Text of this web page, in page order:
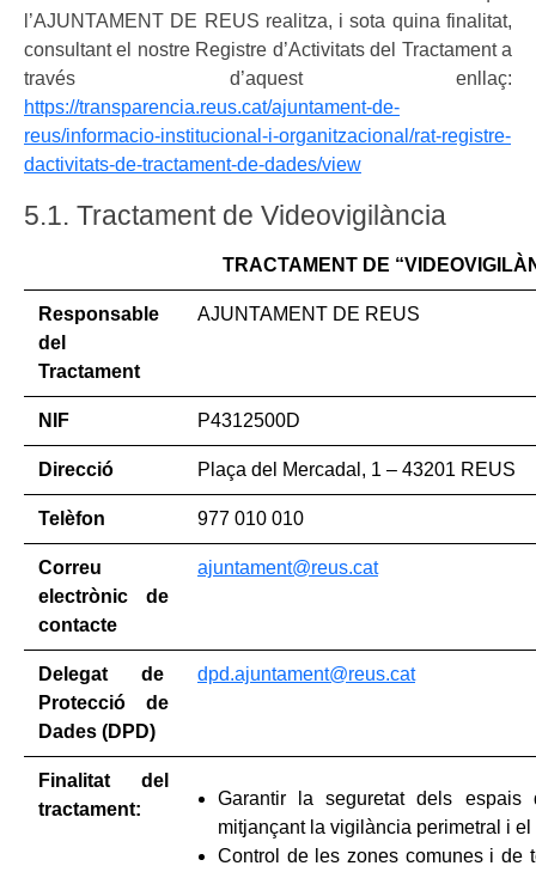
l’AJUNTAMENT DE REUS realitza, i sota quina finalitat,
consultant el nostre Registre d’Activitats del Tractament a
través d’aquest enllaç:
https://transparencia.reus.cat/ajuntament-de-
reus/informacio-institucional-i-organitzacional/rat-registre-
dactivitats-de-tractament-de-dades/view
5.1. Tractament de Videovigilància
TRACTAMENT DE
Responsable
del
Tractament
AJUNTAMENT DE REUS
NIF P4312500D
Direcció Plaça del Mercadal, 1 – 43201 REUS
Telèfon 977 010 010
Correu
electrònic de
contacte
ajuntament@reus.cat
Delegat de
Protecció de
Dades (DPD)
dpd.ajuntament@reus.cat
Finalitat del
tractament:
Garantir la seguretat dels espais
mitjançant la vigilància perimetral i
Control de les zones comunes i de